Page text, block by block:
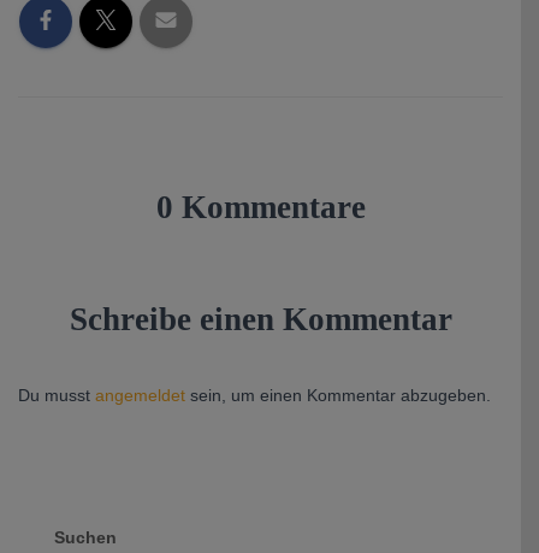
0 Kommentare
Schreibe einen Kommentar
Du musst angemeldet sein, um einen Kommentar abzugeben.
Suchen